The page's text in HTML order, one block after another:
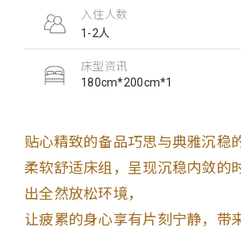
入住人数
1-2人
床型资讯
180cm*200cm*1
贴心精致的备品巧思与典雅沉稳
柔软舒适床组，呈现沉稳内敛的
出全然放松环境，
让疲累的身心享有片刻宁静，带